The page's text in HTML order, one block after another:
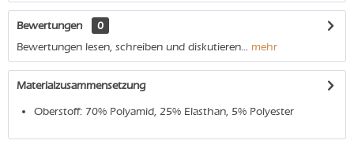
Bewertungen
0
Bewertungen lesen, schreiben und diskutieren... mehr
Materialzusammensetzung
Oberstoff: 70% Polyamid, 25% Elasthan, 5% Polyester